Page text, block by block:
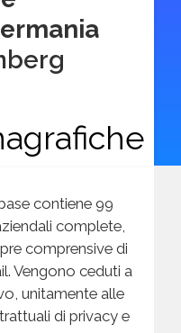
contiene 99
complete,
comprensive di
Vengono ceduti a
unitamente alle
di privacy e